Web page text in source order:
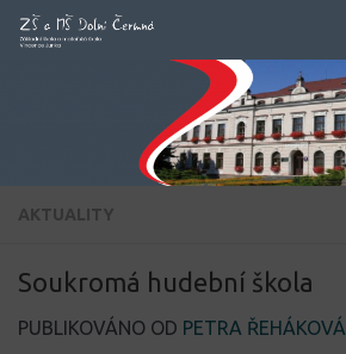
Skip to content
AKTUALITY
Soukromá hudební škola
PUBLIKOVÁNO OD PETRA ŘEHÁKOVÁ